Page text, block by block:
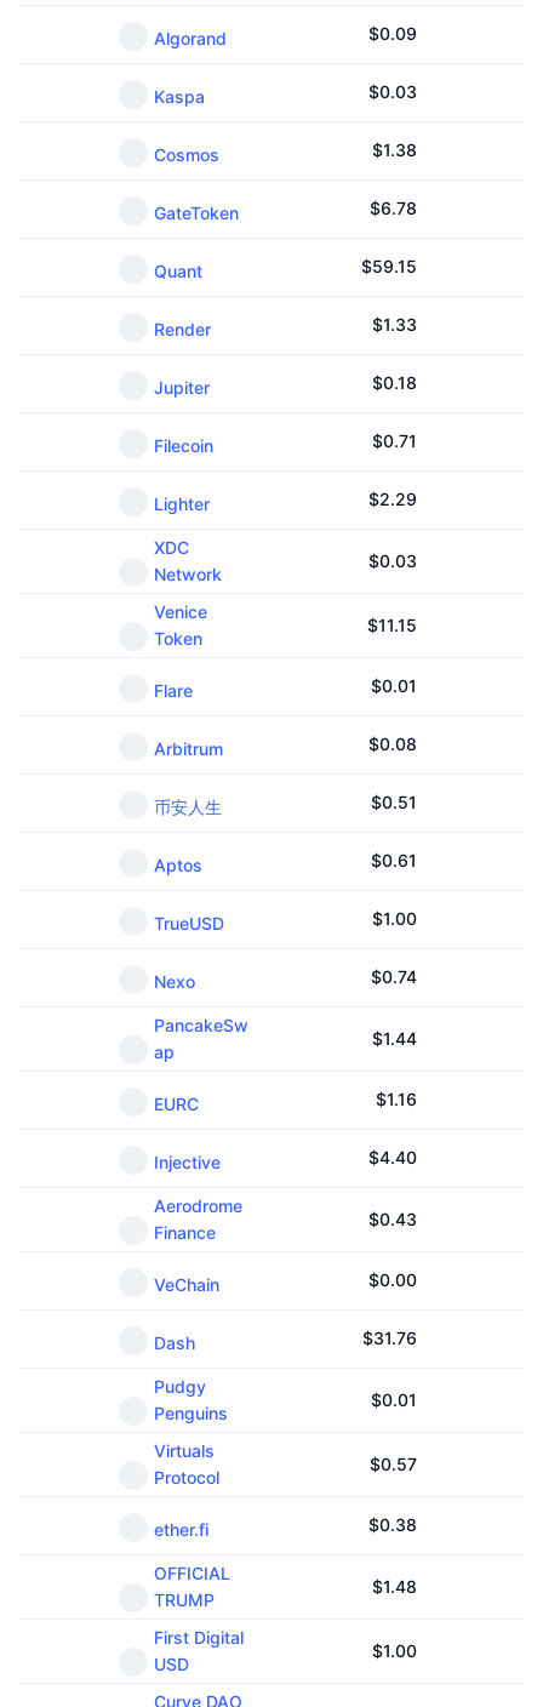
Algorand $0.09
Kaspa $0.03
Cosmos $1.38
GateToken $6.78
Quant $59.15
Render $1.33
Jupiter $0.18
Filecoin $0.71
Lighter $2.29
XDC
Network
$0.03
Venice
Token
$11.15
Flare $0.01
Arbitrum $0.08
币安人生 $0.51
Aptos $0.61
TrueUSD $1.00
Nexo $0.74
PancakeSw
ap
$1.44
EURC $1.16
Injective $4.40
Aerodrome
Finance
$0.43
VeChain $0.00
Dash $31.76
Pudgy
Penguins
$0.01
Virtuals
Protocol
$0.57
ether.fi $0.38
OFFICIAL
TRUMP
$1.48
First Digital
USD
$1.00
Curve DAO